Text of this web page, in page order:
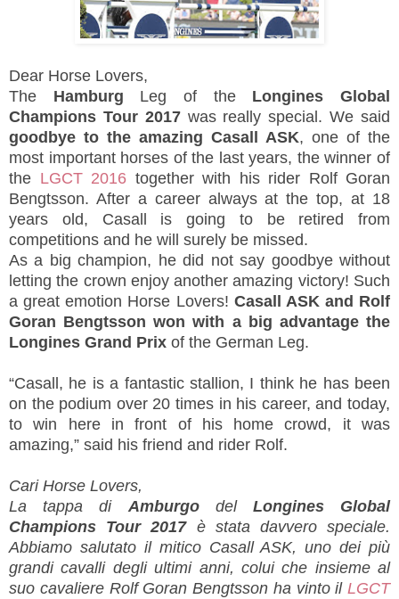
Dear Horse Lovers,
The Hamburg Leg of the Longines Global
Champions Tour 2017 was really special. We said
goodbye to the amazing Casall ASK, one of the
most important horses of the last years, the winner of
the LGCT 2016 together with his rider Rolf Goran
Bengtsson. After a career always at the top, at 18
years old, Casall is going to be retired from
competitions and he will surely be missed.
As a big champion, he did not say goodbye without
letting the crown enjoy another amazing victory! Such
a great emotion Horse Lovers! Casall ASK and Rolf
Goran Bengtsson won with a big advantage the
Longines Grand Prix of the German Leg.
“Casall, he is a fantastic stallion, I think he has been
on the podium over 20 times in his career, and today,
to win here in front of his home crowd, it was
amazing,” said his friend and rider Rolf.
Cari Horse Lovers,
La tappa di Amburgodel Longines Global
Champions Tour 2017è stata davvero speciale.
Abbiamo salutato il mitico Casall ASK, uno dei più
grandi cavalli degli ultimi anni, colui che insieme al
suo cavaliere Rolf Goran Bengtsson ha vinto il LGCT